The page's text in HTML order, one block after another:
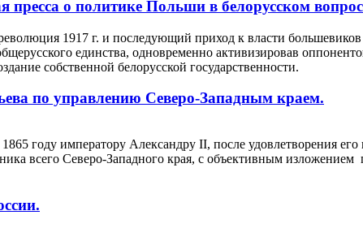
о политике Польши в белорусском
1917 г. и последующий приход к власти большевиков
единства, одновременно активизировав
собственной белорусской государственности.
по управлению Северо-Западным краем.
году императору Александру II, после удовлетворения его
всего Северо-Западного края, с объективным